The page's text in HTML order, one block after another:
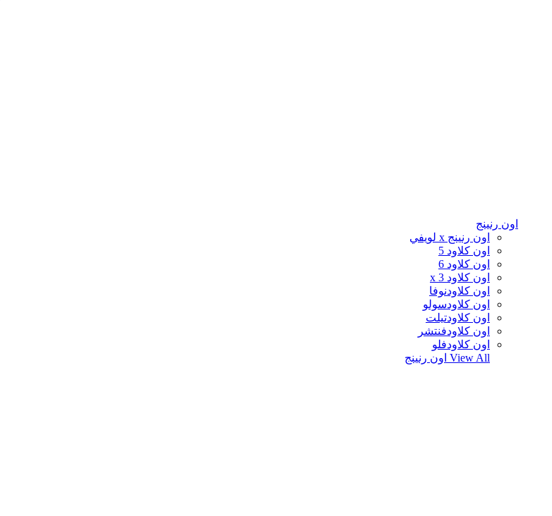
اون رنينج
اون رنينج x لويفي
اون كلاود 5
اون كلاود 6
اون كلاود x 3
اون كلاودنوفا
اون كلاودسولو
اون كلاودتيلت
اون كلاودفنتشر
اون كلاودفلو
View All اون رنينج